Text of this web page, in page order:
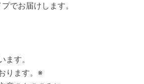
でお届けします。
す。
ります。※